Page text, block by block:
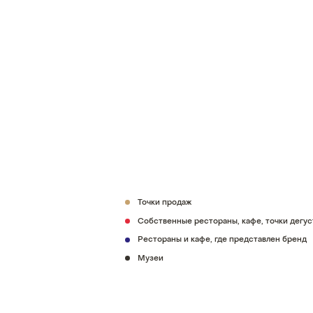
Точки продаж
Собственные рестораны, кафе, точки
Рестораны и кафе, где представлен бренд
Музеи